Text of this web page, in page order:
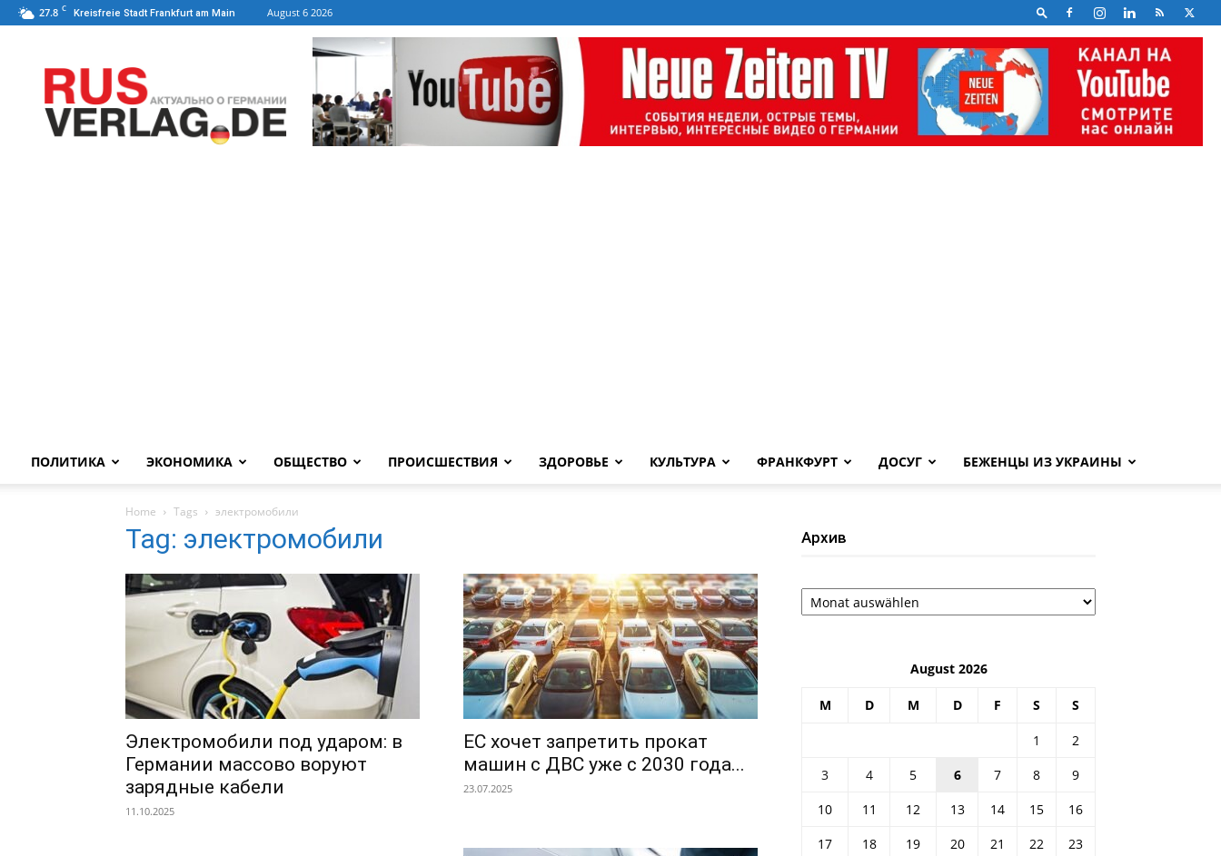
27.8 C Kreisfreie Stadt Frankfurt am Main August 6 2026
ПОЛИТИКА ЭКОНОМИКА ОБЩЕСТВО ПРОИСШЕСТВИЯ ЗДОРОВЬЕ КУЛЬТУРА ФРАНКФУРТ ДОСУГ БЕЖЕНЦЫ ИЗ УКРАИНЫ
Home Tags электромобили
Tag: электромобили
Электромобили под ударом: в
Германии массово воруют
зарядные кабели
11.10.2025
ЕС хочет запретить прокат
машин с ДВС уже с 2030 года...
23.07.2025
Архив
Архив
August 2026
M D M D F S S
1
2
3
4 5 6 7 8
9
10
11 12 13 14 15
16
17
18 19 20 21 22
23